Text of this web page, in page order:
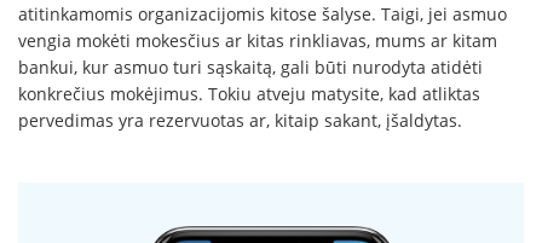
atitinkamomis organizacijomis kitose šalyse. Taigi, jei asmuo
vengia mokėti mokesčius ar kitas rinkliavas, mums ar kitam
bankui, kur asmuo turi sąskaitą, gali būti nurodyta atidėti
konkrečius mokėjimus. Tokiu atveju matysite, kad atliktas
pervedimas yra rezervuotas ar, kitaip sakant, įšaldytas.